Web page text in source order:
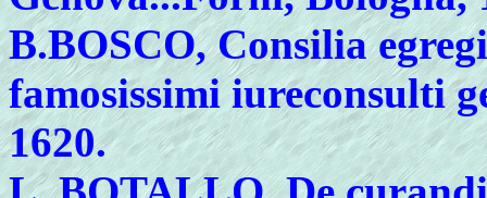
B.BOSCO, Consilia
famosissimi iureconsulti
1620.